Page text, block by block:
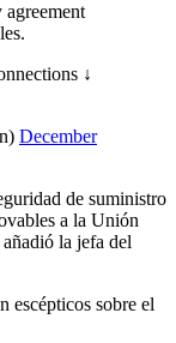
↓
December
de suministro
a la Unión
la jefa del
escépticos sobre el